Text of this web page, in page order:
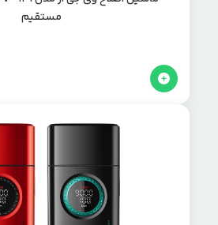
مستقیم